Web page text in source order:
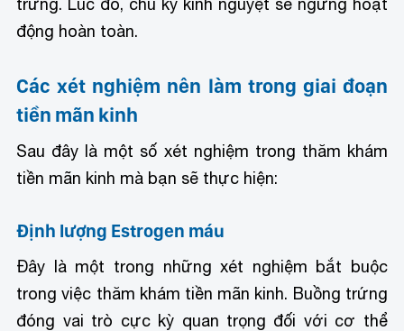
trứng. Lúc đó, chu kỳ kinh nguyệt sẽ ngừng hoạt
động hoàn toàn.
Các xét nghiệm nên làm trong giai đoạn
tiền mãn kinh
Sau đây là một số xét nghiệm trong thăm khám
tiền mãn kinh mà bạn sẽ thực hiện:
Định lượng Estrogen máu
Đây là một trong những xét nghiệm bắt buộc
trong việc thăm khám tiền mãn kinh. Buồng trứng
đóng vai trò cực kỳ quan trọng đối với cơ thể